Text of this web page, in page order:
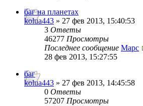
баг на планетах
kolua443 » 27 фев 2013, 15:40:53
3 Ответы
46277 Просмотры
Последнее сообщение Mapc
28 фев 2013, 15:27:55
баг
kolua443 » 27 фев 2013, 14:45:58
0 Ответы
57207 Просмотры